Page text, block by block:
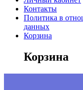
Контакты
Политика в
данных
Корзина
Корзина